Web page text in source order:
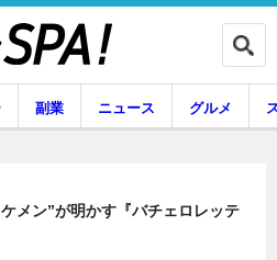
副業 ニュース グルメ
メン”が明かす『バチェロレッテ